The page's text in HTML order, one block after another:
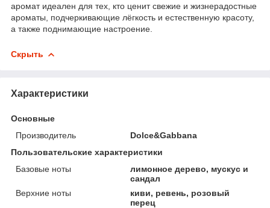
аромат идеален для тех, кто ценит свежие и жизнерадостные
ароматы, подчеркивающие лёгкость и естественную красоту,
а также поднимающие настроение.
Скрыть
Характеристики
Основные
Производитель
Dolce&Gabbana
Пользовательские характеристики
Базовые ноты
лимонное дерево, мускус и
сандал
Верхние ноты
киви, ревень, розовый
перец